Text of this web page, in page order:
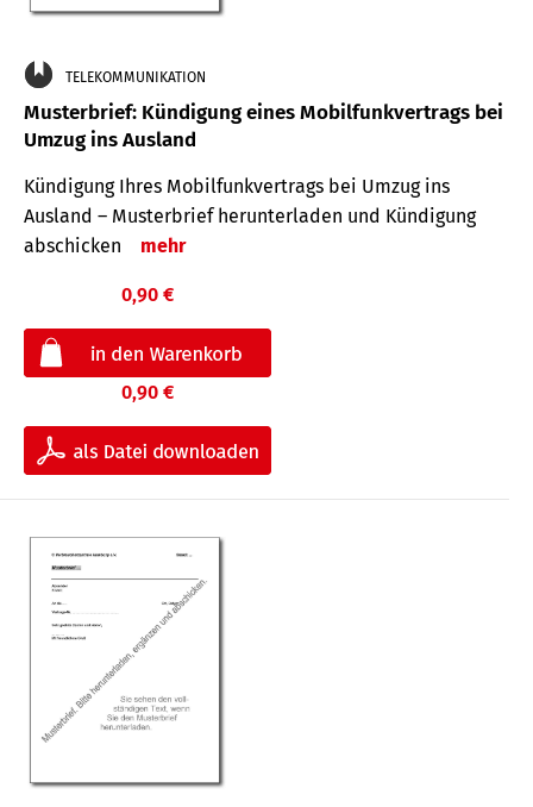
TELEKOMMUNIKATION
Musterbrief: Kündigung eines Mobilfunkvertrags bei
Umzug ins Ausland
Kündigung Ihres Mobilfunkvertrags bei Umzug ins
Ausland – Musterbrief herunterladen und Kündigung
abschicken
mehr
0,90 €
0,90 €